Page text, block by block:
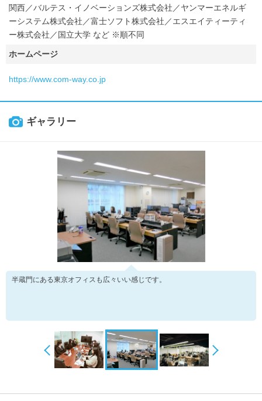
関西／バルテス・イノベーションズ株式会社／ヤンマーエネルギ
ーシステム株式会社／富士ソフト株式会社／エスエイティーティ
ー株式会社／国立大学 など ※順不同
ホームページ
https://www.com-way.co.jp
ギャラリー
半蔵門にある東京オフィスも広々いい感じです。